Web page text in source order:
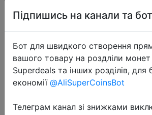
2020-10-23
Twitch Magnetic LED
Three In One Type-B
Cable For iPhone for
Type C Black 1m
$0.88
Підпишись на канали та
Бот для швидкого створення
вашого товару на роздліли
Superdeals та інших розділів, для
економії @AliSuperCoinsBot
Телеграм канал зі знижками